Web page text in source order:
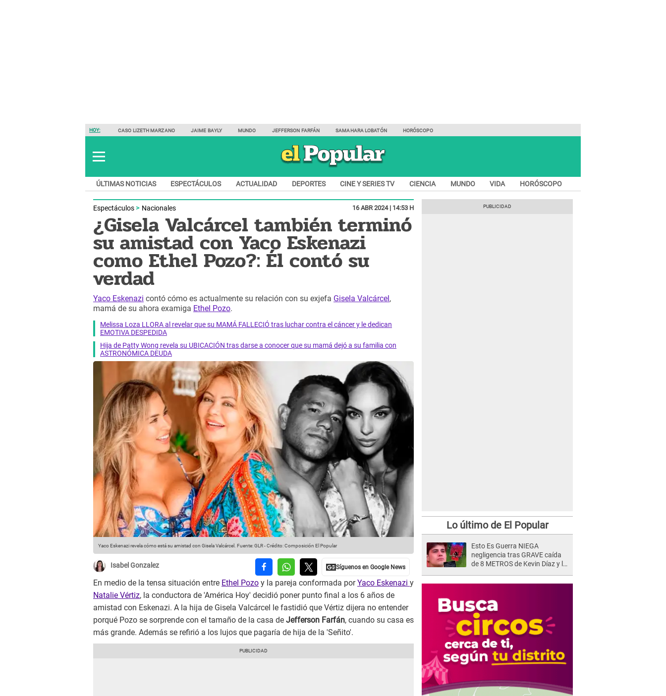
HOY: CASO LIZETH MARZANO JAIME BAYLY MUNDO JEFFERSON FARFÁN SAMAHARA LOBATÓN HORÓSCOPO
ÚLTIMAS NOTICIAS ESPECTÁCULOS ACTUALIDAD DEPORTES CINE Y SERIES TV CIENCIA MUNDO VIDA HORÓSCOPO
Espectáculos Nacionales 16 ABR 2024 | 14:53 H
¿Gisela Valcárcel también terminó
su amistad con Yaco Eskenazi
como Ethel Pozo?: Él contó su
verdad
Yaco Eskenazi contó cómo es actualmente su relación con su exjefa Gisela Valcárcel ,
mamá de su ahora examiga Ethel Pozo.
Melissa Loza LLORA al revelar que su MAMÁ FALLECIÓ tras luchar contra el cáncer y le dedican
EMOTIVA DESPEDIDA
Hija de Patty Wong revela su UBICACIÓN tras darse a conocer que su mamá dejó a su familia con
ASTRONÓMICA DEUDA
Yaco Eskenazi revela cómo está su amistad con Gisela Valcárcel. Fuente: GLR-Crédito: Composición El Popular
Isabel Gonzalez
En medio de la tensa situación entre Ethel Pozo y la pareja conformada porYaco Eskenazi y
Natalie Vértiz, la conductora de 'América Hoy' decidió poner punto final a los 6 años de
amistad con Eskenazi. A la hija de Gisela Valcárcel le fastidió que Vértiz dijera no entender
porqué Pozo se sorprende con el tamaño de la casa de Jefferson Farfán, cuando su casa es
más grande. Además se refirió a los lujos que pagaría de hija de la 'Señito'.
Lo último de El Popular
Esto Es Guerra NIEGA
negligencia tras GRAVE caída
de 8 METROS de Kevin Díaz y lo